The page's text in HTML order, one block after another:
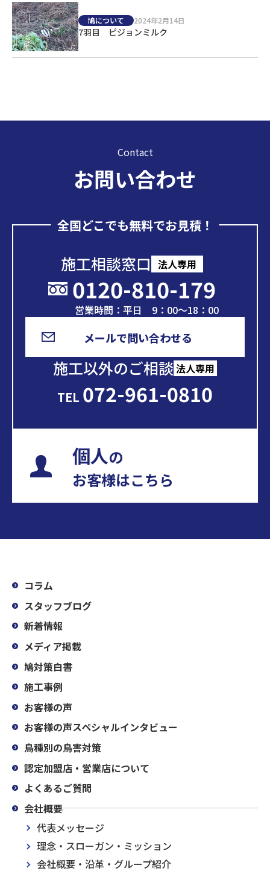
鳩について 2024年2月14日
7羽目 ピジョンミルク
Contact
お問い合わせ
全国どこでも無料でお見積！
施工相談窓口 法人専用
0120-810-179
営業時間：平日 9：00～18：00
メールで問い合わせる
施工以外のご相談 法人専用
TEL 072-961-0810
個人の
お客様はこちら
コラム
スタッフブログ
新着情報
メディア掲載
鳩対策白書
施工事例
お客様の声
お客様の声スペシャルインタビュー
鳥種別の鳥害対策
認定加盟店・営業店について
よくあるご質問
会社概要
代表メッセージ
理念・スローガン・ミッション
会社概要・沿革・グループ紹介